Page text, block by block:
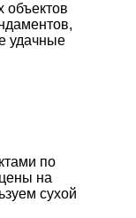
удачные
по
на
сухой